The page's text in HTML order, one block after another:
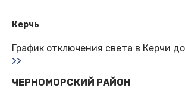
Керчь
График отключения света в Керчи
>>
ЧЕРНОМОРСКИЙ РАЙОН